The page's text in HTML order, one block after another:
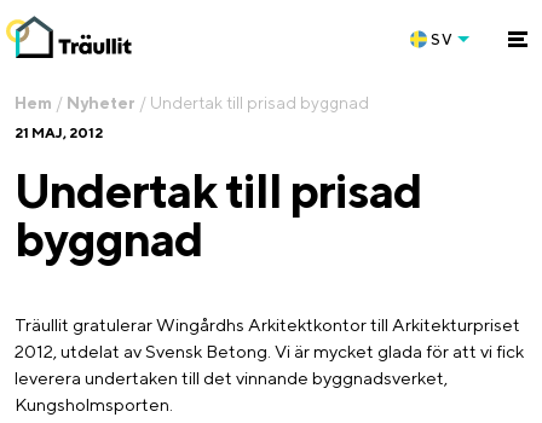
SV
Hem / Nyheter / Undertak till prisad byggnad
21 MAJ, 2012
Undertak till prisad
byggnad
Träullit gratulerar Wingårdhs Arkitektkontor till Arkitekturpriset
2012, utdelat av Svensk Betong. Vi är mycket glada för att vi fick
leverera undertaken till det vinnande byggnadsverket,
Kungsholmsporten.